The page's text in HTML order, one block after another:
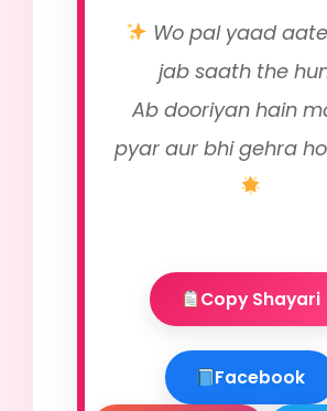
Wo pal yaad
jab saath the
Ab dooriyan hain
pyar aur bhi gehra
Copy Shayari
Facebook